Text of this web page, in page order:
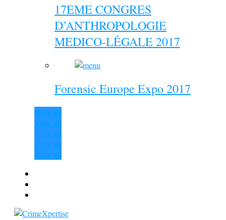
17EME CONGRES
D’ANTHROPOLOGIE
MEDICO-LÉGALE 2017
Forensic Europe Expo 2017
View all
View all
View all
View all
View all